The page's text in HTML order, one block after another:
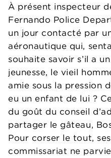
À présent inspecteur
Fernando Police
un jour contacté par
aéronautique qui,
souhaite savoir s’il a
jeunesse, le vieil
amie sous la pression
eu un enfant de lui ?
du goût du conseil
partager le gâteau,
Pour corser le tout,
commissariat ne